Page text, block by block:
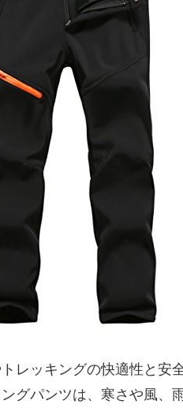
レッキングの快適性と安
グパンツは、寒さや風、